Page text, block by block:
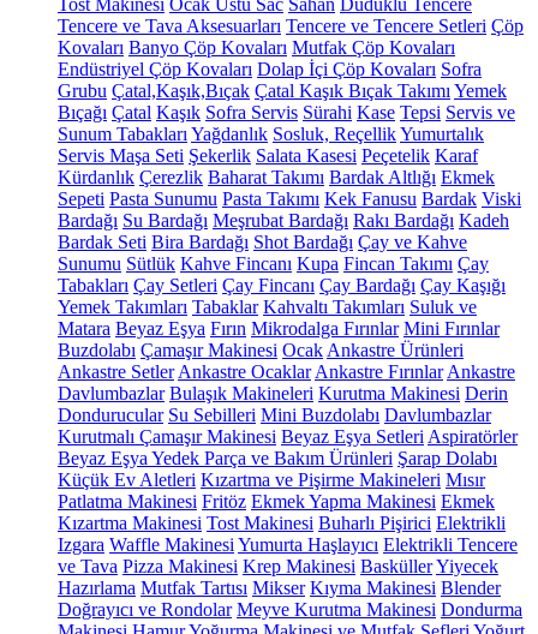
Tost Makinesi Ocak Üstü Sac Sahan Düdüklü Tencere
Tencere ve Tava Aksesuarları Tencere ve Tencere Setleri Çöp
Kovaları Banyo Çöp Kovaları Mutfak Çöp Kovaları
Endüstriyel Çöp Kovaları Dolap İçi Çöp Kovaları Sofra
Grubu Çatal,Kaşık,Bıçak Çatal Kaşık Bıçak Takımı Yemek
Bıçağı Çatal Kaşık Sofra Servis Sürahi Kase Tepsi Servis ve
Sunum Tabakları Yağdanlık Sosluk, ReçellikYumurtalık
Servis Maşa Seti Şekerlik Salata Kasesi Peçetelik Karaf
Kürdanlık Çerezlik Baharat Takımı Bardak Altlığı Ekmek
Sepeti Pasta Sunumu Pasta Takımı Kek Fanusu Bardak Viski
Bardağı Su Bardağı Meşrubat Bardağı Rakı Bardağı Kadeh
Bardak Seti Bira Bardağı Shot Bardağı Çay ve Kahve
Sunumu Sütlük Kahve Fincanı Kupa Fincan Takımı Çay
Tabakları Çay Setleri Çay Fincanı Çay Bardağı Çay Kaşığı
Yemek Takımları Tabaklar Kahvaltı Takımları Suluk ve
Matara Beyaz Eşya Fırın Mikrodalga Fırınlar Mini Fırınlar
Buzdolabı Çamaşır Makinesi Ocak Ankastre Ürünleri
Ankastre Setler Ankastre Ocaklar Ankastre Fırınlar Ankastre
Davlumbazlar Bulaşık Makineleri Kurutma Makinesi Derin
Dondurucular Su Sebilleri Mini Buzdolabı Davlumbazlar
Kurutmalı Çamaşır Makinesi Beyaz Eşya Setleri Aspiratörler
Beyaz Eşya Yedek Parça ve Bakım Ürünleri Şarap Dolabı
Küçük Ev Aletleri Kızartma ve Pişirme Makineleri Mısır
Patlatma Makinesi Fritöz Ekmek Yapma Makinesi Ekmek
Kızartma Makinesi Tost Makinesi Buharlı Pişirici Elektrikli
Izgara Waffle Makinesi Yumurta Haşlayıcı Elektrikli Tencere
ve Tava Pizza Makinesi Krep Makinesi BasküllerYiyecek
Hazırlama Mutfak Tartısı Mikser Kıyma Makinesi Blender
Doğrayıcı ve Rondolar Meyve Kurutma Makinesi Dondurma